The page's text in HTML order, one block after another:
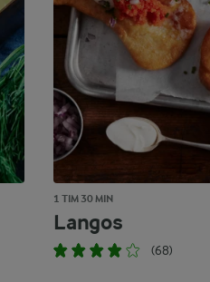
1 TIM 30 MIN
Langos
(68)